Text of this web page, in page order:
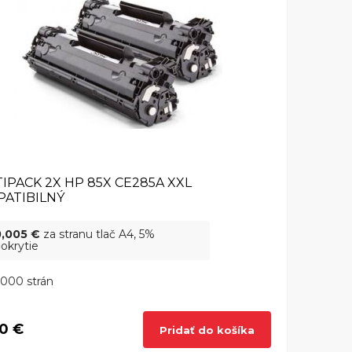
2X HP 85X CE285A XXL
€ za stranu tlač A4, 5%
strán
€ Pridať do košíka